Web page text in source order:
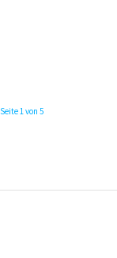
Seite 1 von 5